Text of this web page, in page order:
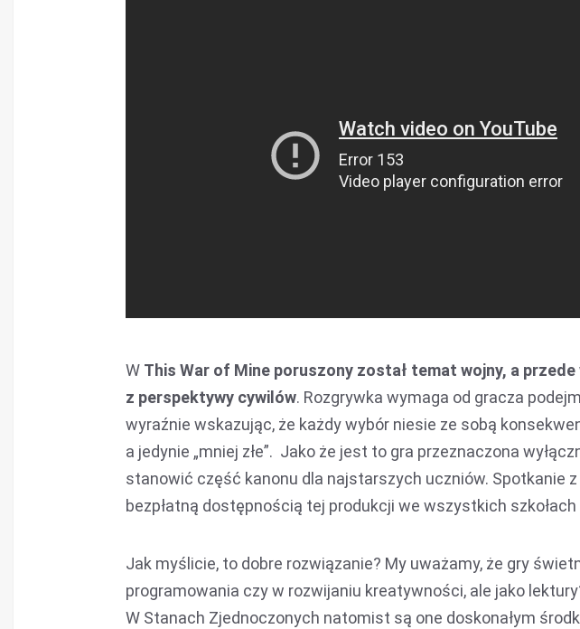
W This War of Mine poruszony został temat wojny, a
z perspektywy cywilów. Rozgrywka wymaga od gracza
wyraźnie wskazując, że każdy wybór niesie ze sobą
a jedynie „mniej złe”. Jako że jest to gra przeznaczona
stanowić część kanonu dla najstarszych uczniów. Spotkanie
bezpłatną dostępnością tej produkcji we wszystkich
Jak myślicie, to dobre rozwiązanie? My uważamy, że gry
programowania czy w rozwijaniu kreatywności, ale jako
W Stanach Zjednoczonych natomist są one doskonałym